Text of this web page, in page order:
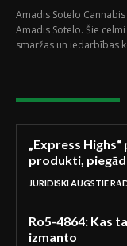
Amadis Sotelo
Amadis Sotelo. Šie
smaržas un iedarbības
„Express
produkti,
JURIDISKI AUGSTIE
Ro5-4864: Kas
izmanto